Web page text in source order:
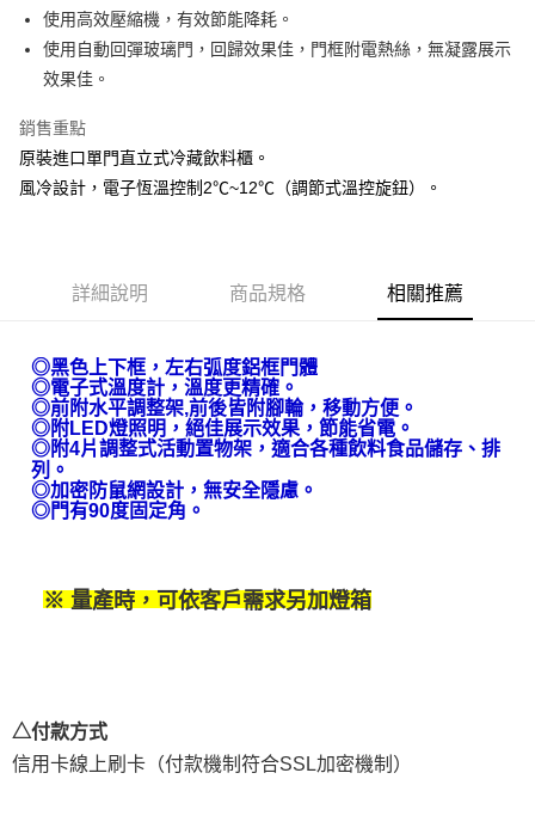
AFTEE先享後付
相關說明
【關於「AFTEE先享後付」】
AFTEE先享後付是「在收到商品之後才付款」的支付方式。 讓您購物簡單
１．簡單：不需註冊會員、不需綁卡、不需儲值。
２．便利：只要手機號碼，簡訊認證，即可結帳。
３．安心：先確認商品／服務後，再付款。
２．訂單成立數日內，您將收到繳費通知簡訊。
３．收到繳費通知簡訊後14天內，點擊此簡訊中的連結，可透過四大超商／
購買商品的店家。未經商家同意取消之訂單仍視為有效，需透過AFTEE先享
後付繳納相關費用。
※ 交易是否成功請以「AFTEE先享後付 」之結帳頁面顯示為準，若有關於
是否繳費成功／繳費後需取消欲退款等相關疑問，請聯繫「AFTEE先享後付
客戶支援中心」https://netprotections.freshdesk.com/support/home
【注意事項】
１．透過由恩沛科技股份有限公司提供之「AFTEE先享後付」服務完成之交
２．關於個人資料處理事宜，請瀏覽以下網址：
https://aftee.tw/terms/#terms3
請求用戶進行身份認證。
５．嚴禁一人註冊多個帳號或使用他人資訊註冊。若發現惡意使用之情形，
恩沛科技股份有限公司將有權停止該用戶之使用額度並採取法律行動。
宅配(請注意配件不含在免運內)
免運費
使用高效壓縮機，有效節能降耗。
使用自動回彈玻璃門，回歸效果佳，門框附電熱絲，無凝露展示
效果佳。
銷售重點
原裝進口單門直立式冷藏飲料櫃。
風冷設計，電子恆溫控制2℃~12℃（調節式溫控旋鈕）。
詳細說明 商品規格 相關推薦
◎黑色上下框，左右弧度鋁框門體
◎電子式溫度計，溫度更精確。
◎前附水平調整架,前後皆附腳輪，移動方便。
◎附LED燈照明，絕佳展示效果，節能省電。
◎附4片調整式活動置物架，適合各種飲料食品儲存、排
列。
◎加密防鼠網設計，無安全隱慮。
◎門有90度固定角。
※ 量產時，可依客戶需求另加燈箱
△付款方式
信用卡線上刷卡（付款機制符合SSL加密機制）